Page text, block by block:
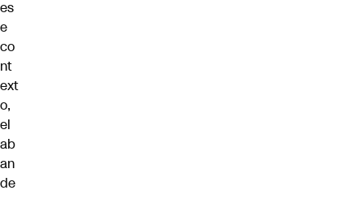
es
e
co
nt
ext
o,
el
ab
an
de